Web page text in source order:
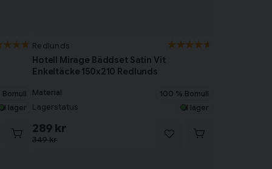
Bomull
I lager
Redlunds
Hotell Mirage Bäddset Satin Vit
Enkeltäcke 150x210 Redlunds
Material 100 % Bomull
Lagerstatus I lager
349 kr
289 kr